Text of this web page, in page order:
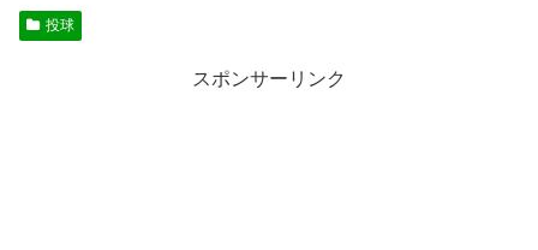
投球
スポンサーリンク